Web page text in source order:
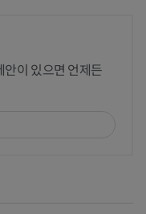
안이 있으면 언제든